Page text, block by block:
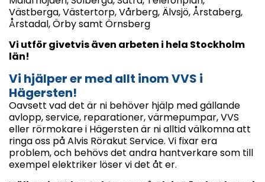
Västberga, Västertorp, Vårberg, Älvsjö, Årstaberg,
Årstadal, Örby samt Örnsberg
Vi utför givetvis även arbeten i hela Stockholm
län!
Vi hjälper er med allt inom VVS i
Hägersten!
Oavsett vad det är ni behöver hjälp med gällande
avlopp, service, reparationer, värmepumpar, VVS
eller rörmokare i Hägersten är ni alltid välkomna att
ringa oss på Alvis Rörakut Service. Vi fixar era
problem, och behövs det andra hantverkare som till
exempel elektriker löser vi det åt er.